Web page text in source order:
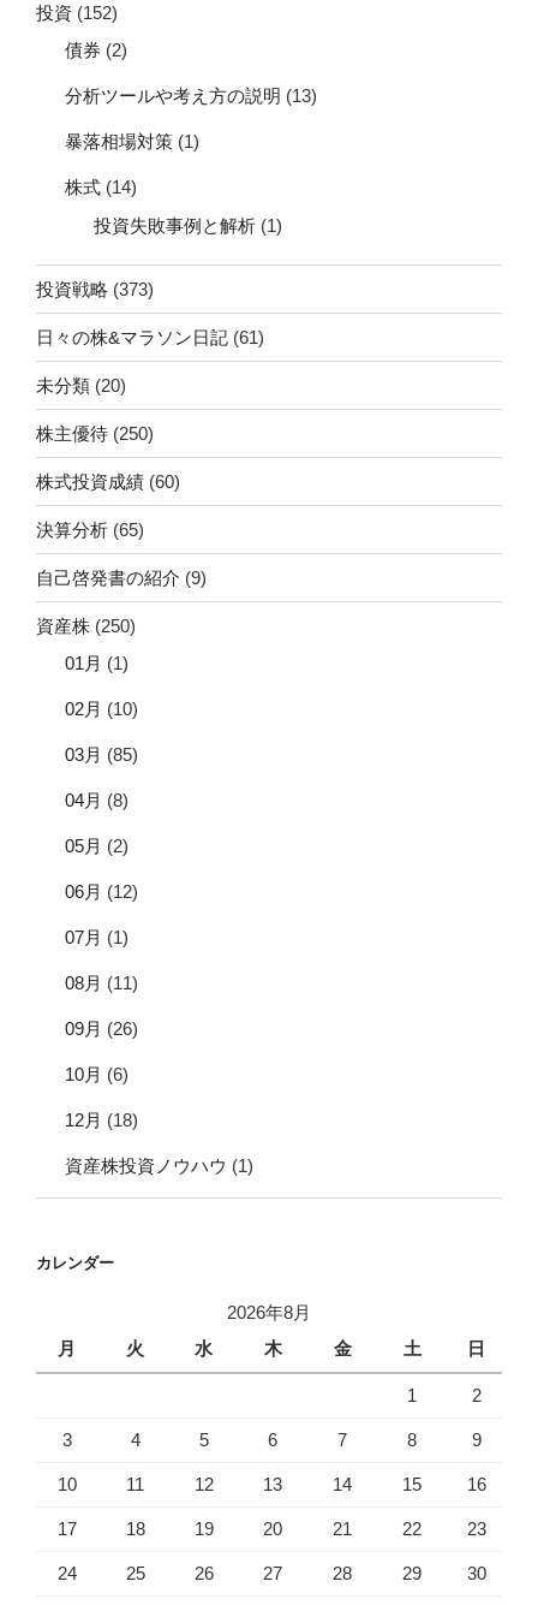
投資 (152)
債券 (2)
分析ツールや考え方の説明 (13)
暴落相場対策 (1)
株式 (14)
投資失敗事例と解析 (1)
投資戦略 (373)
日々の株&マラソン日記 (61)
未分類 (20)
株主優待 (250)
株式投資成績 (60)
決算分析 (65)
自己啓発書の紹介 (9)
資産株 (250)
01月 (1)
02月 (10)
03月 (85)
04月 (8)
05月 (2)
06月 (12)
07月 (1)
08月 (11)
09月 (26)
10月 (6)
12月 (18)
資産株投資ノウハウ (1)
カレンダー
2026年8月
月
火 水 木 金 土 日
1 2
3 4 5 6 7 8 9
10 11 12 13 14 15 16
17 18 19 20 21 22 23
24 25 26 27 28 29 30